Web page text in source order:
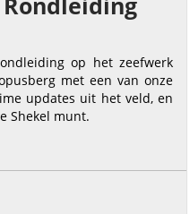
op het zeefwerk
met een van onze
updates uit het veld, en
Shekel munt.